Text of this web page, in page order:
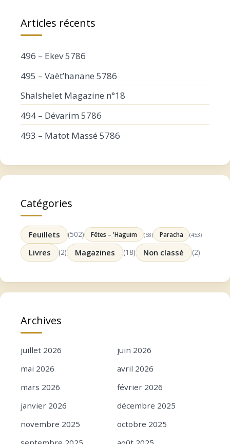
Articles récents
496 – Ekev 5786
495 – Vaèt’hanane 5786
Shalshelet Magazine n°18
494 – Dévarim 5786
493 – Matot Massé 5786
Catégories
Feuillets (502) Fêtes – 'Haguim (58) Paracha (453)
Livres (2) Magazines (18) Non classé (2)
Archives
juillet 2026
juin 2026
mai 2026
avril 2026
mars 2026
février 2026
janvier 2026
décembre 2025
novembre 2025
octobre 2025